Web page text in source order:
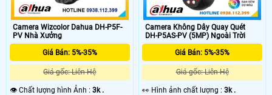
Camera Wizcolor Dahua DH-P5F-
PV Nhà Xưởng
Giá Bán: 5%-35%
Giá gốc: Liên Hệ
👁 Chất lượng hình Ảnh : 3k .
Camera Không Dây Quay Quét
DH-P5AS-PV (5MP) Ngoài Trời
Giá Bán: 5%-35%
Giá gốc: Liên Hệ
️👀 Hình ảnh chất lượng :3k .